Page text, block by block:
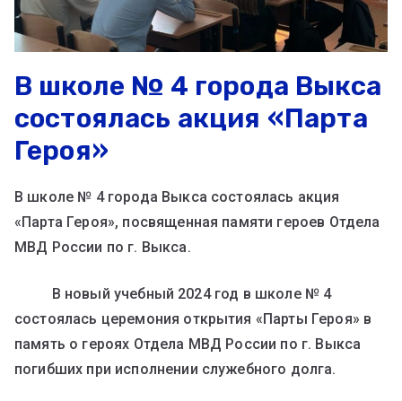
В школе № 4 города Выкса
состоялась акция «Парта
Героя»
В школе № 4 города Выкса состоялась акция
«Парта Героя», посвященная памяти героев Отдела
МВД России по г. Выкса.
В новый учебный 2024 год в школе № 4
состоялась церемония открытия «Парты Героя» в
память о героях Отдела МВД России по г. Выкса
погибших при исполнении служебного долга.